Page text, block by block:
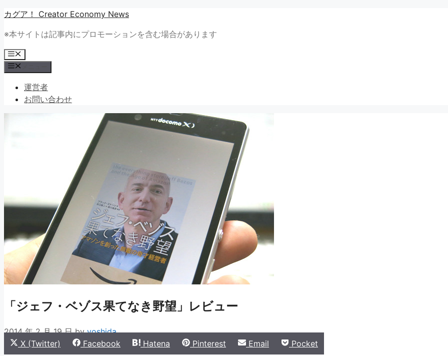
コ
テ
ン
ツ
へ
カグア！ Creator Economy News
※本サイトは記事内にプロモーションを含む場合があります
メ
ニ
ュ
運営者
お問い合わせ
「ジェフ・ベゾス果てなき野望」レビュー
2014 年 2 月 19 日 byyoshida
Share
X (Twitter)
Share
Facebook
Share
Hatena
Share
Pinterest
Share
Email
Share
Pocket